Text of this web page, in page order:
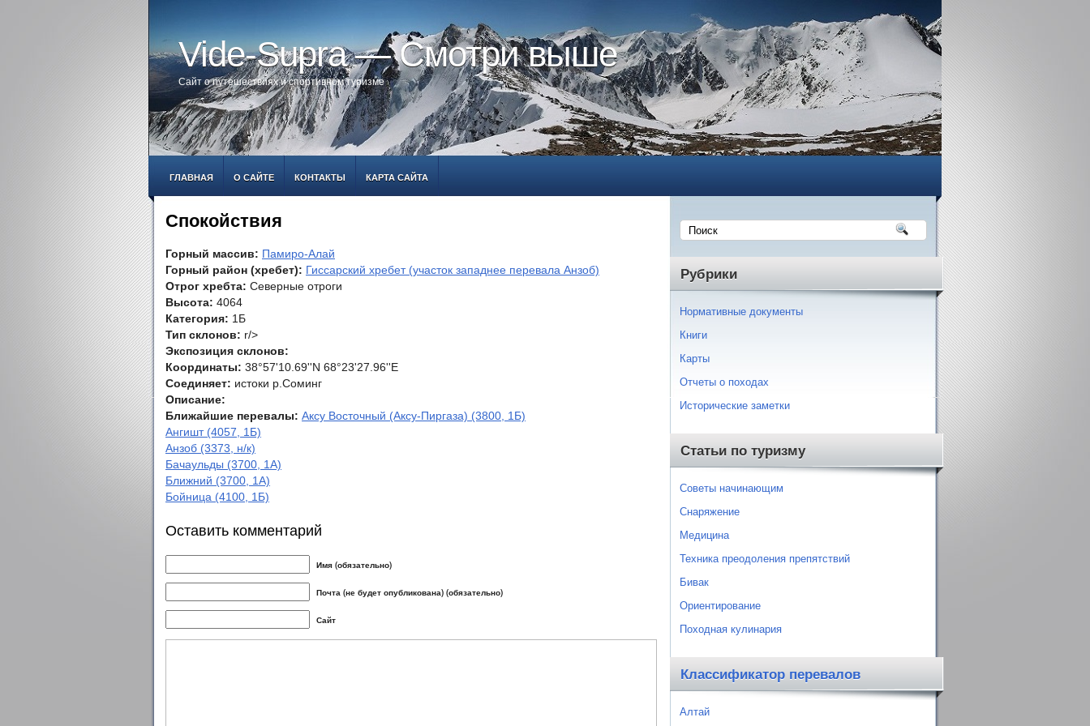
Vide-Supra — Смотри выше
Сайт о путешествиях и спортивном туризме
ГЛАВНАЯ О САЙТЕ КОНТАКТЫ КАРТА САЙТА
Спокойствия
Горный массив: Памиро-Алай
Горный район (хребет): Гиссарский хребет (участок западнее перевала Анзоб)
Отрог хребта: Северные отроги
Высота: 4064
Категория: 1Б
Тип склонов: r/>
Экспозиция склонов:
Координаты: 38°57'10.69''N 68°23'27.96''E
Соединяет: истоки р.Соминг
Описание:
Ближайшие перевалы: Аксу Восточный (Аксу-Пиргаза) (3800, 1Б)
Ангишт (4057, 1Б)
Анзоб (3373, н/к)
Бачаульды (3700, 1А)
Ближний (3700, 1А)
Бойница (4100, 1Б)
Оставить комментарий
Имя (обязательно)
Почта (не будет опубликована) (обязательно)
Сайт
Рубрики
Нормативные документы
Книги
Карты
Отчеты о походах
Исторические заметки
Статьи по туризму
Советы начинающим
Снаряжение
Медицина
Техника преодоления препятствий
Бивак
Ориентирование
Походная кулинария
Классификатор перевалов
Алтай